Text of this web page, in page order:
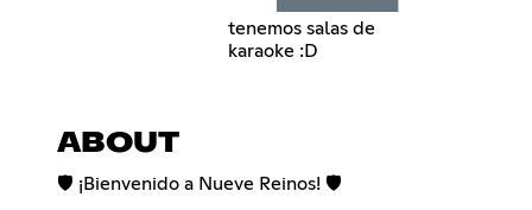
tenemos salas de
karaoke :D
ABOUT
🛡️ ¡Bienvenido a Nueve Reinos! 🛡️